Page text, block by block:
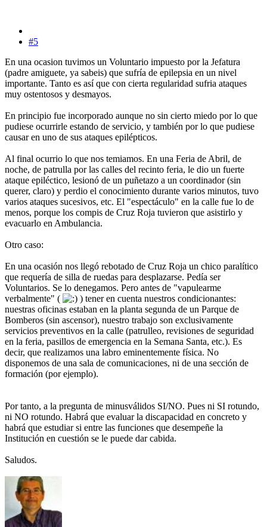
#5
En una ocasion tuvimos un Voluntario impuesto por la Jefatura
(padre amiguete, ya sabeis) que sufría de epilepsia en un nivel
importante. Tanto es así que con cierta regularidad sufria ataques
muy ostentosos y desmayos.
En principio fue incorporado aunque no sin cierto miedo por lo que
pudiese ocurrirle estando de servicio, y también por lo que pudiese
causar en uno de sus ataques epilépticos.
Al final ocurrio lo que nos temiamos. En una Feria de Abril, de
noche, de patrulla por las calles del recinto feria, le dio un fuerte
ataque epiléctico, lesionó de un puñetazo a un coordinador (sin
querer, claro) y perdio el conocimiento durante varios minutos, tuvo
varios ataques sucesivos, etc. El "espectáculo" en la calle fue lo de
menos, porque los compis de Cruz Roja tuvieron que asistirlo y
evacuarlo en Ambulancia.
Otro caso:
En una ocasión nos llegó rebotado de Cruz Roja un chico paralítico
que requería de silla de ruedas para desplazarse. Pedía ser
Voluntarios. Se lo denegamos. Pero antes de "vapulearme
verbalmente" (
) tener en cuenta nuestros condicionantes:
nuestras oficinas estaban en la planta segunda de un Parque de
Bomberos (sin ascensor), nuestro trabajo son exclusivamente
servicios preventivos en la calle (patrulleo, revisiones de seguridad
en la feria, pasillos de emergencia en la Semana Santa, etc.). Es
decir, que realizamos una labro eminentemente física. No
disponemos de una sala de comunicaciones, ni de una sección de
formación (por ejemplo).
Por tanto, a la pregunta de minusválidos SI/NO. Pues ni SI rotundo,
ni NO rotundo. Habrá que evaluar la discapacidad en concreto y
habrá que estudiar si entre las funciones que desempeñe la
Institución en cuestión se le puede dar cabida.
Saludos.